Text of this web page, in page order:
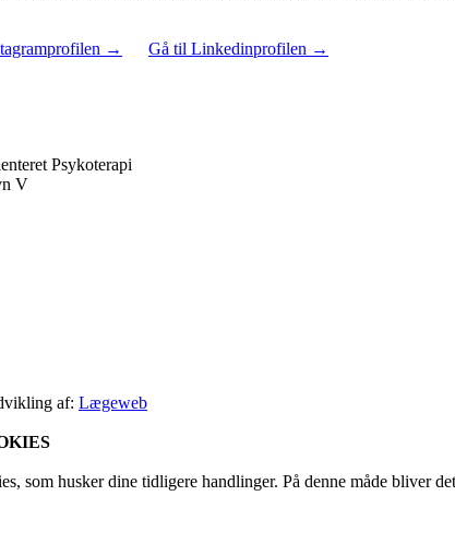
→ Gå til Linkedinprofilen →
Psykoterapi
V
af: Lægeweb
som husker dine tidligere handlinger. På denne måde bliver